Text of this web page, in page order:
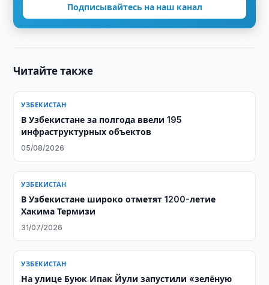
Подписывайтесь на наш канал
Читайте также
УЗБЕКИСТАН
В Узбекистане за полгода ввели 195
инфраструктурных объектов
05/08/2026
УЗБЕКИСТАН
В Узбекистане широко отметят 1200-летие
Хакима Термизи
31/07/2026
УЗБЕКИСТАН
На улице Буюк Ипак Йули запустили «зелёную